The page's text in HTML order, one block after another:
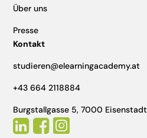
Über uns
Presse
Kontakt
studieren@elearningacademy.at
+43 664 2118884
Burgstallgasse 5, 7000 Eisenstadt
  